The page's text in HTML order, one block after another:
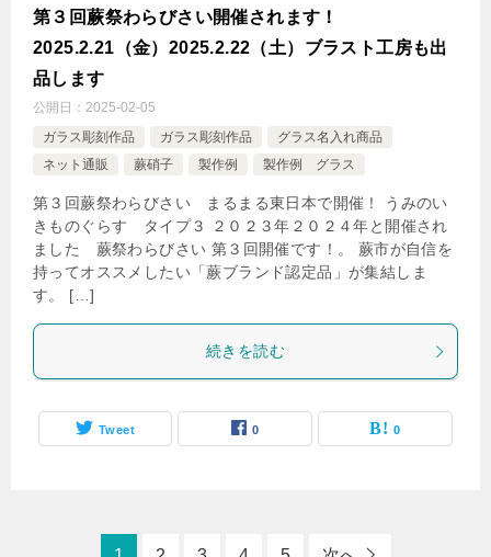
第３回蕨祭わらびさい開催されます！
2025.2.21（金）2025.2.22（土）ブラスト工房も出
品します
公開日： 2025-02-05
ガラス彫刻作品
ガラス彫刻作品
グラス名入れ商品
ネット通販
蕨硝子 製作例 製作例 グラス
第３回蕨祭わらびさい まるまる東日本で開催！ うみのい
きものぐらす タイプ３ ２０２３年２０２４年と開催され
ました 蕨祭わらびさい 第３回開催です！。 蕨市が自信を
持ってオススメしたい「蕨ブランド認定品」が集結しま
す。 […]
続きを読む
Tweet 0 0